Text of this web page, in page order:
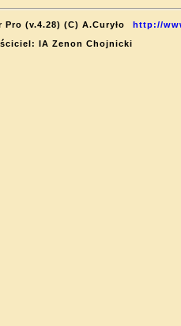
Pro (v.4.28) (C) A.Curyło
http://
IA Zenon Chojnicki